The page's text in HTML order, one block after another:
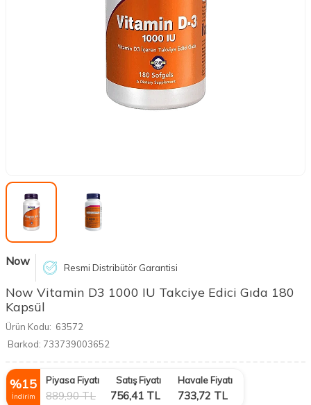
Now Resmi Distribütör Garantisi
Now Vitamin D3 1000 IU Takciye Edici Gıda 180
Kapsül
Ürün Kodu: 63572
Barkod: 733739003652
%15
İndirim
Piyasa Fiyatı
889,90TL
Satış Fiyatı
756,41 TL
Havale Fiyatı
733,72 TL